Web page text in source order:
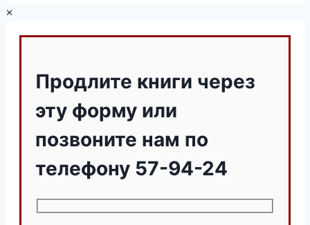
×
Продлите книги через
эту форму или
позвоните нам по
телефону 57-94-24